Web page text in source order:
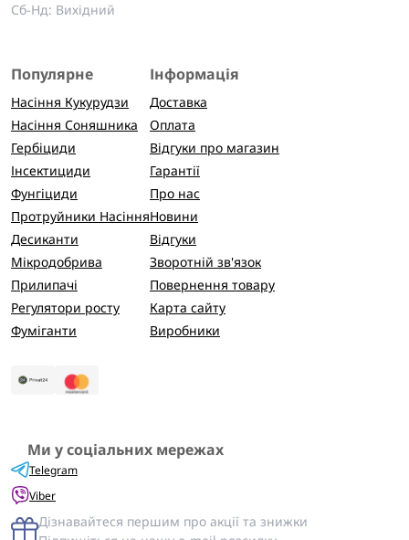
Сб-Нд: Вихідний
Популярне
Насіння Кукурудзи
Насіння Соняшника
Гербіциди
Інсектициди
Фунгіциди
Протруйники Насіння
Десиканти
Мікродобрива
Прилипачі
Регулятори росту
Фуміганти
Інформація
Доставка
Оплата
Відгуки про магазин
Гарантії
Про нас
Новини
Відгуки
Зворотній зв'язок
Повернення товару
Карта сайту
Виробники
Ми у соціальних мережах
Telegram
Viber
Дізнавайтеся першим про акції та знижки